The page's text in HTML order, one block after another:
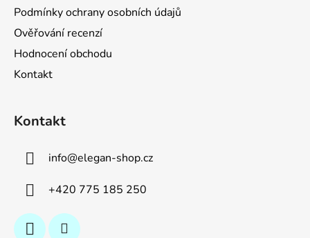
Podmínky ochrany osobních údajů
Ověřování recenzí
Hodnocení obchodu
Kontakt
Kontakt
info@elegan-shop.cz
+420 775 185 250